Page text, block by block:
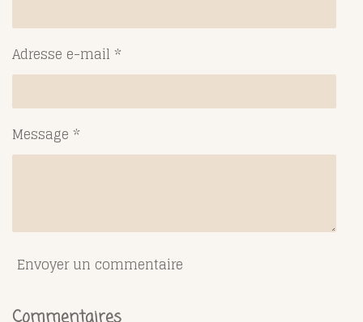
Adresse e-mail *
Message *
Envoyer un commentaire